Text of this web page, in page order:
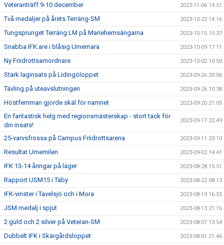
Veteranträff 9-10 december 2023-11-06 14:51
Två medaljer på årets Terräng-SM 2023-10-22 14:16
Tungsprunget Terräng LM på Mariehemsängarna 2023-10-15 15:37
Snabba IFK:are i blåsig Umemara 2023-10-09 17:11
Ny Friidrottsamordnare 2023-10-02 10:50
Stark laginsats på Lidingöloppet 2023-09-26 20:06
Tävling på uteavslutningen 2023-09-26 10:38
Höstfemman gjorde skäl för namnet 2023-09-20 21:05
En fantastisk helg med regionsmästerskap - stort tack för
din insats!
2023-09-17 22:49
25-varvsfrossa på Campus Friidrottsarena 2023-09-11 23:10
Resultat Umemilen 2023-09-02 14:41
IFK 13-14 åringar på läger 2023-08-28 15:51
Rapport USM15 i Täby 2023-08-22 08:13
IFK-vinster i Tavelsjö och i Mora 2023-08-19 16:55
JSM medalj i spjut 2023-08-13 21:16
2 guld och 2 silver på Veteran-SM 2023-08-07 13:54
Dubbelt IFK i Skärgårdsloppet 2023-08-01 21:46